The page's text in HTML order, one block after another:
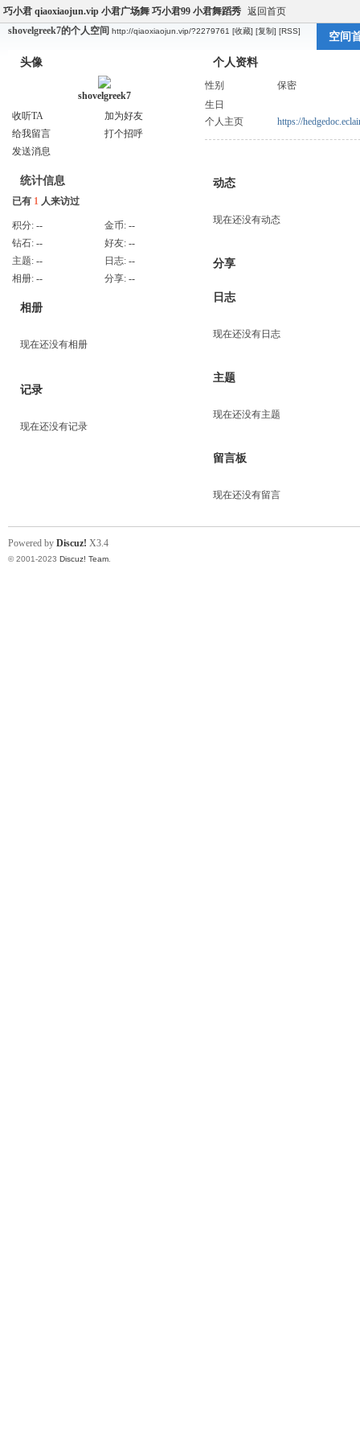
巧小君 qiaoxiaojun.vip 小君广场舞 巧小君99 小君舞蹈秀 返回首页
shovelgreek7的个人空间 http://qiaoxiaojun.vip/?2279761 [收藏] [复制] [RSS] 空间
头像
shovelgreek7
收听TA
加为好友
给我留言
打个招呼
发送消息
统计信息
已有 1 人来访过
积分: -- 金币: --
钻石: -- 好友: --
主题: -- 日志: --
相册: -- 分享: --
相册
现在还没有相册
记录
现在还没有记录
个人资料
性别
保密
生日
个人主页
https://
动态
现在还没有动态
分享
日志
现在还没有日志
主题
现在还没有主题
留言板
现在还没有留言
Powered by Discuz! X3.4
© 2001-2023 Discuz! Team